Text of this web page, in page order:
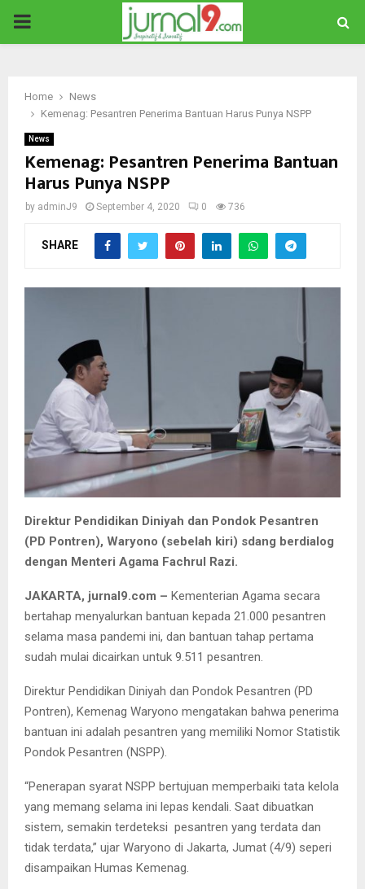
PRIMARY
Home
News
Kemenag: Pesantren Penerima Bantuan Harus Punya NSPP
News
Kemenag: Pesantren Penerima Bantuan
Harus Punya NSPP
by adminJ9 September 4, 2020 0 736
SHARE
Direktur Pendidikan Diniyah dan Pondok Pesantren
(PD Pontren), Waryono (sebelah kiri) sdang berdialog
dengan Menteri Agama Fachrul Razi.
JAKARTA, jurnal9.com – Kementerian Agama secara
bertahap menyalurkan bantuan kepada 21.000 pesantren
selama masa pandemi ini, dan bantuan tahap pertama
sudah mulai dicairkan untuk 9.511 pesantren.
Direktur Pendidikan Diniyah dan Pondok Pesantren (PD
Pontren), Kemenag Waryono mengatakan bahwa penerima
bantuan ini adalah pesantren yang memiliki Nomor Statistik
Pondok Pesantren (NSPP).
“Penerapan syarat NSPP bertujuan memperbaiki tata kelola
yang memang selama ini lepas kendali. Saat dibuatkan
sistem, semakin terdeteksi pesantren yang terdata dan
tidak terdata,” ujar Waryono di Jakarta, Jumat (4/9) seperi
disampaikan Humas Kemenag.